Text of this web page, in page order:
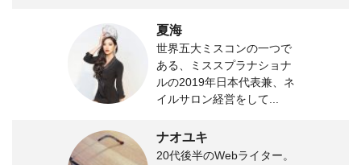
夏海
世界五大ミスコンの一つで
ある、ミススプラナショナ
ルの2019年日本代表兼、ネ
イルサロン経営をして...
ナオユキ
20代後半のWebライター。